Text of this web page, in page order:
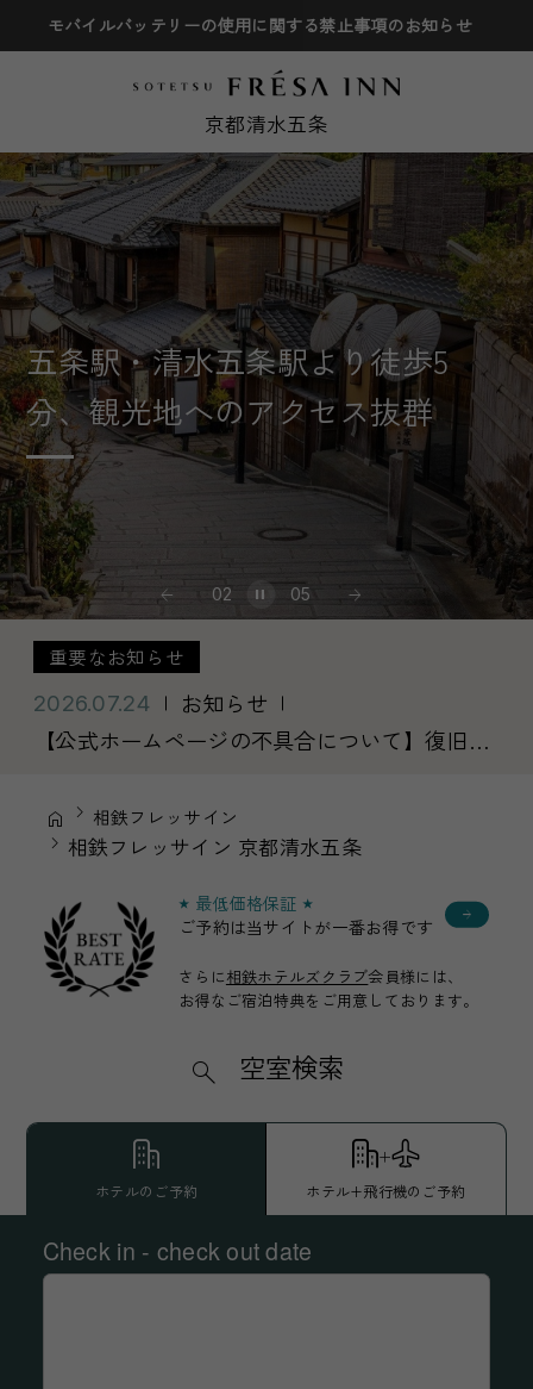
モバイルバッテリーの使用に関する禁止事項のお知らせ
京都清水五条
02 05
五条駅・清水五条駅より徒歩5
分、観光地へのアクセス抜群
全米シェアNo.1シーリー社製ベッ
ドを全室に導入
重要なお知らせ
2026.07.24
お知らせ
【公式ホームページの不具合について】復旧の
相鉄フレッサイン
相鉄フレッサイン 京都清水五条
最低価格保証
ご予約は当サイトが一番お得です
さらに相鉄ホテルズクラブ会員様には、
お得なご宿泊特典を ご用意しております。
空室検索
ホテルのご予約 ホテル+飛行機のご予約
Check in - check out date